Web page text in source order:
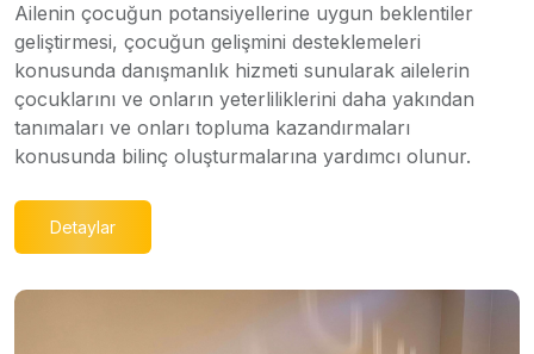
Ailenin çocuğun potansiyellerine uygun beklentiler
geliştirmesi, çocuğun gelişmini desteklemeleri
konusunda danışmanlık hizmeti sunularak ailelerin
çocuklarını ve onların yeterliliklerini daha yakından
tanımaları ve onları topluma kazandırmaları
konusunda bilinç oluşturmalarına yardımcı olunur.
Detaylar